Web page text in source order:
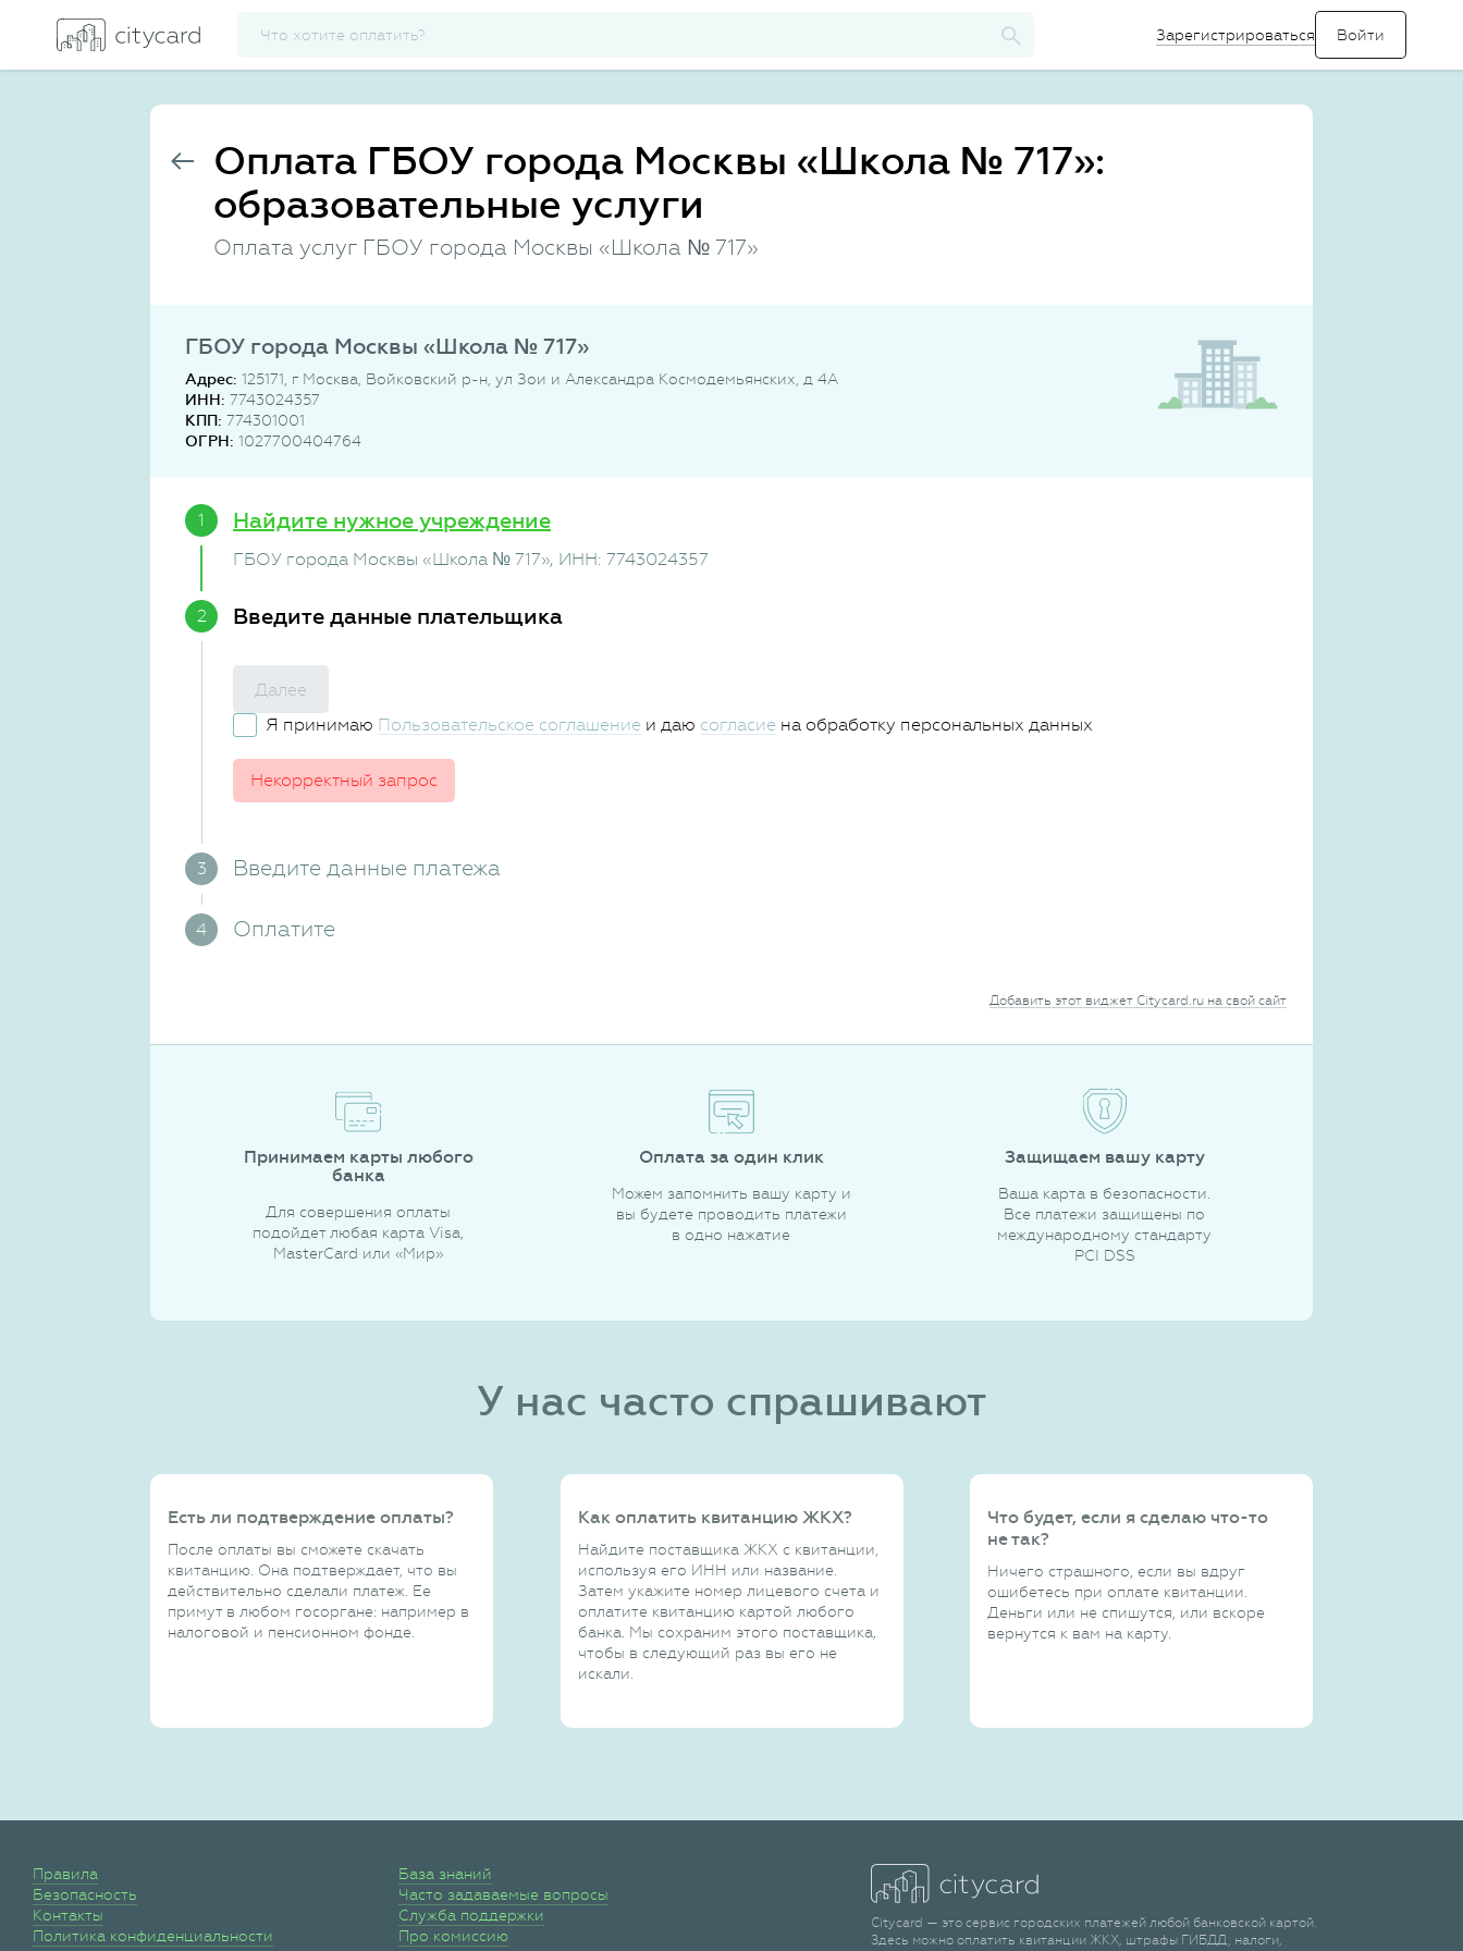
Зарегистрироваться
Оплата ГБОУ города Москвы «Школа № 717»:
образовательные услуги
Оплата услуг ГБОУ города Москвы «Школа № 717»
ГБОУ города Москвы «Школа № 717»
Адрес: 125171, г Москва, Войковский р-н, ул Зои и Александра Космодемьянских, д 4А
ИНН: 7743024357
КПП: 774301001
ОГРН: 1027700404764
Найдите нужное учреждение
ГБОУ города Москвы «Школа № 717», ИНН: 7743024357
Введите данные плательщика
Далее
Я принимаю Пользовательское соглашение и даю согласие на обработку персональных данных
Некорректный запрос
Введите данные платежа
Оплатите
Добавить этот виджет Citycard.ru на свой сайт
Принимаем карты любого
банка
Для совершения оплаты
подойдет любая карта Visa,
MasterCard или «Мир»
Оплата за один клик
Можем запомнить вашу карту и
вы будете проводить платежи
в одно нажатие
Защищаем вашу карту
Ваша карта в безопасности.
Все платежи защищены по
международному стандарту
PCI DSS
У нас часто спрашивают
Есть ли подтверждение оплаты?
После оплаты вы сможете скачать
квитанцию. Она подтверждает, что вы
действительно сделали платеж. Ее
примут в любом госоргане: например в
налоговой и пенсионном фонде.
Как оплатить квитанцию ЖКХ?
Найдите поставщика ЖКХ с квитанции,
используя его ИНН или название.
Затем укажите номер лицевого счета и
оплатите квитанцию картой любого
банка. Мы сохраним этого поставщика,
чтобы в следующий раз вы его не
искали.
Что будет, если я сделаю что-то
не так?
Ничего страшного, если вы вдруг
ошибетесь при оплате квитанции.
Деньги или не спишутся, или вскоре
вернутся к вам на карту.
Правила
Безопасность
Контакты
Политика конфиденциальности
База знаний
Часто задаваемые вопросы
Служба поддержки
Про комиссию
Citycard — это сервис городских платежей любой банковской картой.
Здесь можно оплатить квитанции ЖКХ, штрафы ГИБДД, налоги,